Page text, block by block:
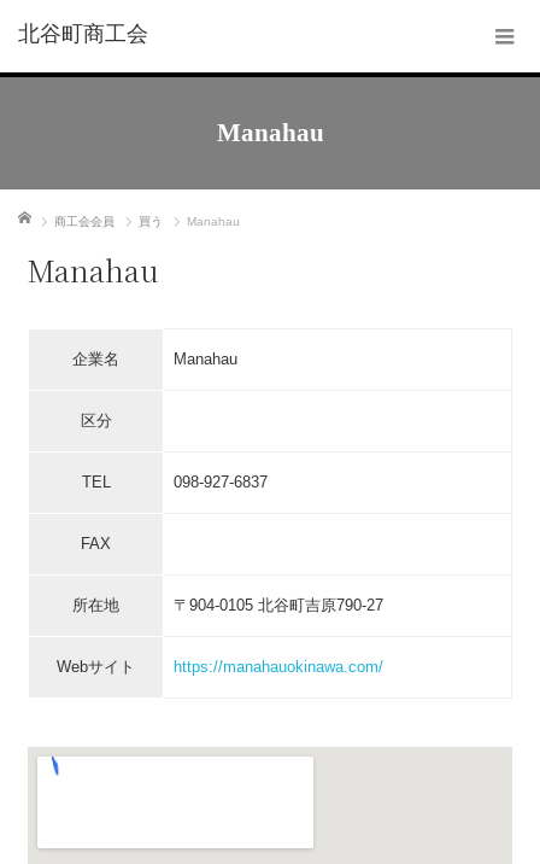
北谷町商工会
Manahau
ホーム 商工会会員 買う Manahau
Manahau
企業名 Manahau
区分
TEL 098-927-6837
FAX
所在地 〒904-0105 北谷町吉原790-27
Webサイト https://manahauokinawa.com/